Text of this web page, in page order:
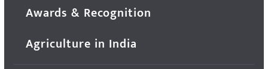
Awards & Recognition
Agriculture in India